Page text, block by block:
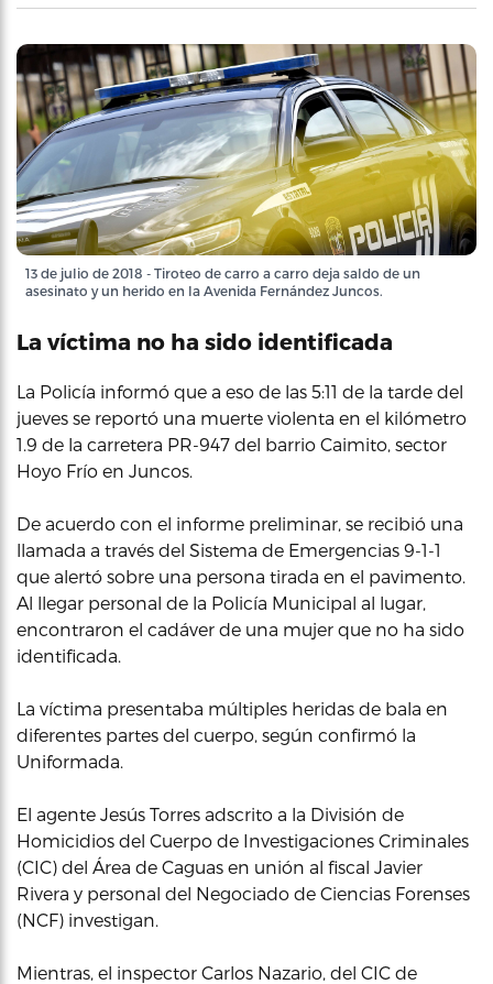
13 de julio de 2018 - Tiroteo de carro a carro deja saldo de un
asesinato y un herido en la Avenida Fernández Juncos.
La víctima no ha sido identificada
La Policía informó que a eso de las 5:11 de la tarde del
jueves se reportó una muerte violenta en el kilómetro
1.9 de la carretera PR-947 del barrio Caimito, sector
Hoyo Frío en Juncos.
De acuerdo con el informe preliminar, se recibió una
llamada a través del Sistema de Emergencias 9-1-1
que alertó sobre una persona tirada en el pavimento.
Al llegar personal de la Policía Municipal al lugar,
encontraron el cadáver de una mujer que no ha sido
identificada.
La víctima presentaba múltiples heridas de bala en
diferentes partes del cuerpo, según confirmó la
Uniformada.
El agente Jesús Torres adscrito a la División de
Homicidios del Cuerpo de Investigaciones Criminales
(CIC) del Área de Caguas en unión al fiscal Javier
Rivera y personal del Negociado de Ciencias Forenses
(NCF) investigan.
Mientras, el inspector Carlos Nazario, del CIC de